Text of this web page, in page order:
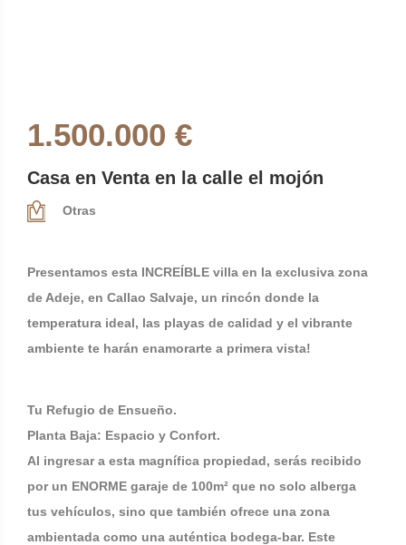
1.500.000 €
Casa en Venta en la calle el mojón
Otras
Presentamos esta INCREÍBLE villa en la exclusiva zona
de Adeje, en Callao Salvaje, un rincón donde la
temperatura ideal, las playas de calidad y el vibrante
ambiente te harán enamorarte a primera vista!
Tu Refugio de Ensueño.
Planta Baja: Espacio y Confort.
Al ingresar a esta magnífica propiedad, serás recibido
por un ENORME garaje de 100m² que no solo alberga
tus vehículos, sino que también ofrece una zona
ambientada como una auténtica bodega-bar. Este